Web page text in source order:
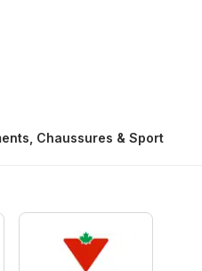
Chaussures & Sport